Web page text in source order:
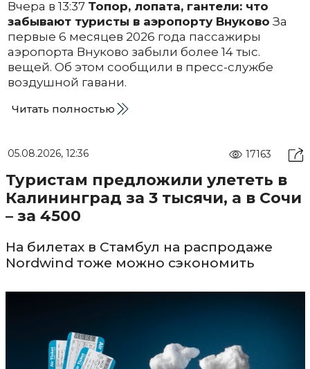
Вчера в 13:37 Топор, лопата, гантели: что
забывают туристы в аэропорту Внуково За
первые 6 месяцев 2026 года пассажиры
аэропорта Внуково забыли более 14 тыс.
вещей. Об этом сообщили в пресс-службе
воздушной гавани.
Читать полностью
05.08.2026, 12:36 17163
Туристам предложили улететь в
Калининград за 3 тысячи, а в Сочи
– за 4500
На билетах в Стамбул на распродаже
Nordwind тоже можно сэкономить